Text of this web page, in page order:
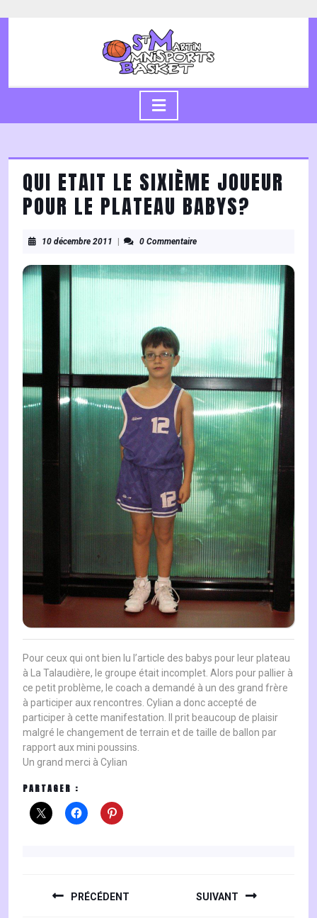
to
QUI ETAIT LE SIXIÈME JOUEUR
POUR LE PLATEAU BABYS?
10 décembre 2011 10
2011
0 Commentaire
Pour ceux qui ont bien lu l’article des babys pour leur plateau
à La Talaudière, le groupe était incomplet. Alors pour pallier à
ce petit problème, le coach a demandé à un des grand frère
à participer aux rencontres. Cylian a donc accepté de
participer à cette manifestation. Il prit beaucoup de plaisir
malgré le changement de terrain et de taille de ballon par
rapport aux mini poussins.
Un grand merci à Cylian
PARTAGER :
PRÉCÉDENT SUIVANT